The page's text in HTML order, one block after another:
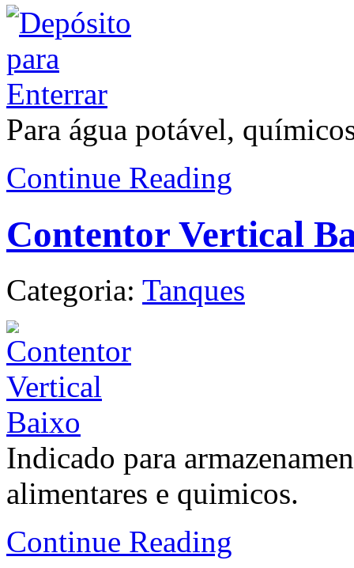
Para água potável,
Continue Reading
Contentor Vertical
Categoria: Tanques
Indicado para
alimentares e quimicos.
Continue Reading